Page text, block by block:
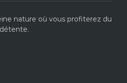
nature où vous profiterez du